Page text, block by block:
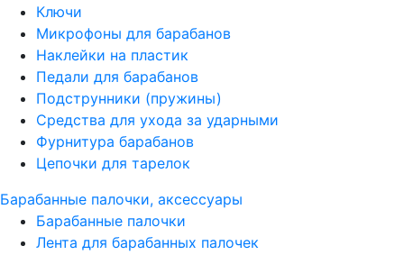
Ключи
Микрофоны для барабанов
Наклейки на пластик
Педали для барабанов
Подструнники (пружины)
Средства для ухода за ударными
Фурнитура барабанов
Цепочки для тарелок
Барабанные палочки, аксессуары
Барабанные палочки
Лента для барабанных палочек